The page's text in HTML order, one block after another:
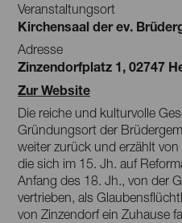
Veranstaltungsort
Kirchensaal der ev.
Adresse
Zinzendorfplatz 1, 02747
Zur Website
Die reiche und kulturvolle
Gründungsort der
weiter zurück und erzählt
die sich im 15. Jh. auf
Anfang des 18. Jh., von der
vertrieben, als
von Zinzendorf ein Zuhause